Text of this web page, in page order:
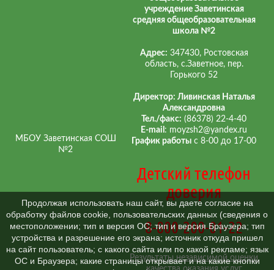
МБОУ Заветинская СОШ
№2
учреждение Заветинская
средняя общеобразовательная
школа №2
Адрес: 347430, Ростовская
область, с.Заветное, пер.
Горького 52
Директор: Ливинская Наталья
Александровна
Тел./факс: (86378) 22-4-40
E-mail : moyzsh2@yandex.ru
График работы с 8-00 до 17-00
Детский телефон
доверия
8-800-200-01-22
Результаты независимой оценки
Продолжая использовать наш сайт, вы даете согласие на
обработку файлов cookie, пользовательских данных (сведения о
местоположении; тип и версия ОС; тип и версия Браузера; тип
устройства и разрешение его экрана; источник откуда пришел
на сайт пользователь; с какого сайта или по какой рекламе; язык
ОС и Браузера; какие страницы открывает и на какие кнопки